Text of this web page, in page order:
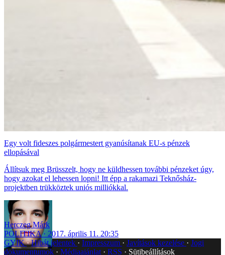
Egy volt fideszes polgármestert gyanúsítanak EU-s pénzek
ellopásával
Állítsuk meg Brüsszelt, hogy ne küldhessen további pénzeket úgy,
hogy azokat el lehessen lopni! Itt épp a rakamazi Teknősház-
projektben trükköztek uniós milliókkal.
Herczeg Márk
POLITIKA
2017. április 11. 20:35
GYIK Hibát jelentek Impresszum Javítások kezelése
Jogi
dokumentumok
Médiaajánlat RSS Sütibeállítások